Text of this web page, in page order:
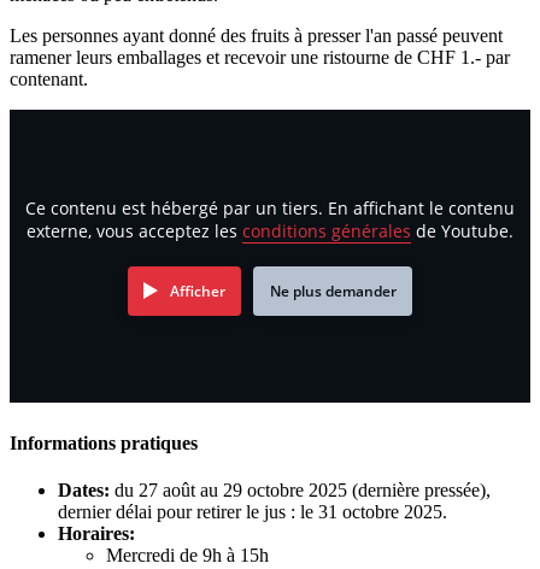
Les personnes ayant donné des fruits à presser l'an passé peuvent
ramener leurs emballages et recevoir une ristourne de CHF 1.- par
contenant.
Ce contenu est hébergé par un tiers. En affichant le contenu
externe, vous acceptez les conditions générales de Youtube.
Afficher Ne plus demander
Informations pratiques
Dates: du 27 août au 29 octobre 2025 (dernière pressée),
dernier délai pour retirer le jus : le 31 octobre 2025.
Horaires:
Mercredi de 9h à 15h